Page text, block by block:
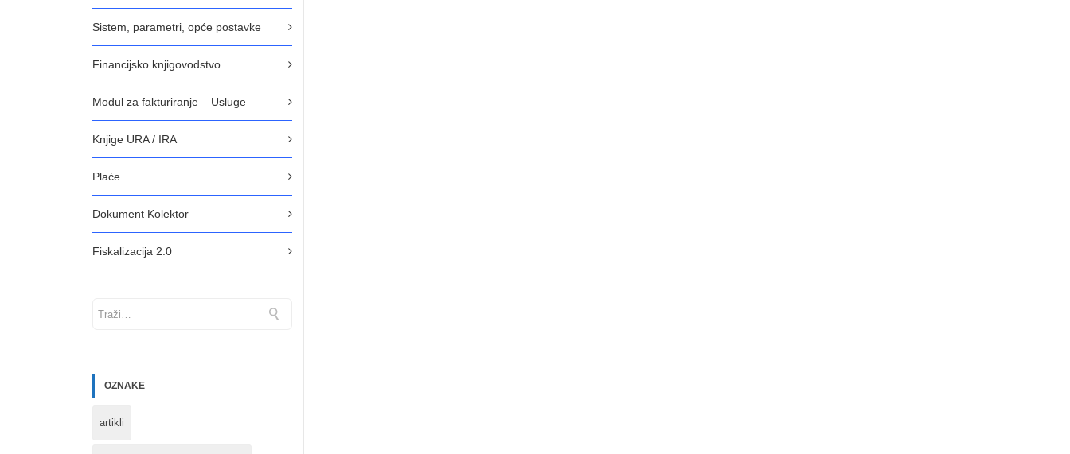
Sistem, parametri, opće postavke
Financijsko knjigovodstvo
Modul za fakturiranje – Usluge
Knjige URA / IRA
Plaće
Dokument Kolektor
Fiskalizacija 2.0
OZNAKE
artikli